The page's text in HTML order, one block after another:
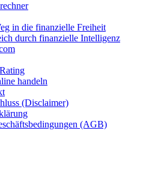
in die finanzielle Freiheit
durch finanzielle Intelligenz
handeln
(Disclaimer)
(AGB)